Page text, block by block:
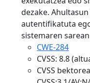
dezake.
autentifikatuta
sistemaren
CWE-284
CVSS: 8.8
CVSS